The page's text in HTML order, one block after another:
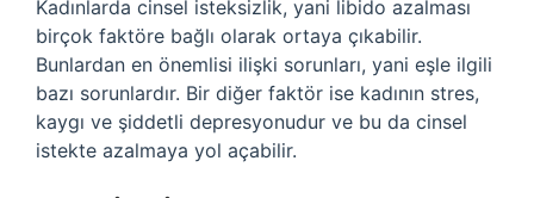
Kadınlarda cinsel isteksizlik, yani libido azalması
birçok faktöre bağlı olarak ortaya çıkabilir.
Bunlardan en önemlisi ilişki sorunları, yani eşle ilgili
bazı sorunlardır. Bir diğer faktör ise kadının stres,
kaygı ve şiddetli depresyonudur ve bu da cinsel
istekte azalmaya yol açabilir.